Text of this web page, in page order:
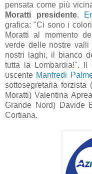
pensata come più vicin
Moratti presidente. Er
grafica:"Ci sono i
Morattial momento dell
verde delle nostre valli
nostri l aghi, il bianco
tutta l a Lombardia!". Il
uscente Manfredi P
sottosegretaria forzista
Moratti) Valentina
Grande Nord) Davide
Cortiana.